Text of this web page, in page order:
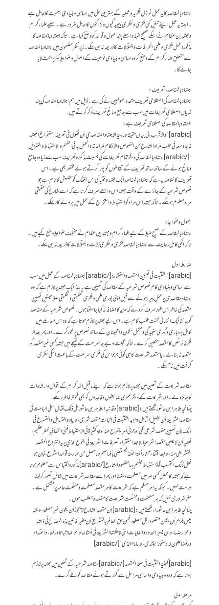
اجتہاد بالمقاصد کا یہ عمل نوازل فکریہ و عملیہ کے بہترین حل میں اساسی و بنیادی اہمیت کا حامل ہے
۔ البتہ یہ عمل اپنے تئیں کئی فکری و نظری پیچیدگیوں و نزاکتوں کا حامل ضرور ہے۔ اسلیے علماء کرام
و مجتہدین عظام نے اسکے صحیح ضبط واسطے چند اصول و قواعد کو وضع کیا ہے ۔ تاکہ اجتہاد بالمقاصد کا
مذکورہ عمل فکری و علمی انحرافات و اختلالات کا ذریعہ نہ بن سکے ۔ زیر نظر مضمون میں اجتہاد بالمقاصد
سے متعلق علماء کرام کے وضع کردہ اساسی و بنیادی نوعیت کے اصول و ضوابط کو زیر بحث لایا
جائے گا ۔
اجتہاد بالمقاصد ، تعریف :
اجتہاد بالمقاصد کی اصطلاحی تعریف متعدد اصولیین نے کی ہے ۔ ذیل میں ہم اجتہاد بالمقاصد کی چند
نمایاں اصطلاحی تعریفات میں سب سے جامع و مانع تعریف ذکر کرتے ہیں.
ا اجتہاد بالمقاصد کی اصطلاحی تعریف ہے :
[arabic]”والأقرب إلى بيان حقيقة وماهية الاجتهاد المقاصدي أن نقول في تعريفه استفراغ المجتهد
غاية وسعه في طلب مراد الشارع من النصوص والأحکام لمراعاته والعمل به في الفهم والاستنباط والتنزيل
“[/arabic] اجتہاد بالمقاصد کی دیگر تمام تعریفات کی بنسبت مذکورہ تعریف سب سے زیادہ جامع
و مانع ہونے کے ساتھ ساتھ تعریف کے تقاضوں کو پورا کرتے ہوئے مختصر بھی ہے ۔ اس
تعریف کا خلاصہ یہ ہے کہ اجتہاد بالمقاصد ایک مجتہد و فقیہ کی اس انتھک کوشش کا نام ہے جو
نصوص شرعیہ کے جائزے کے وقت مجتہد اس واسطے صرف کرتا ہے کہ اسے شارع کی حقیقی
مراد معلوم ہو سکے۔ تاکہ مجتہد اس مراد کو استنباط و استخراج کے عمل میں بروئے کارسکے۔
اصول و ضوابط :
اجتہاد بالمقاصد کے صحیح ضبط کے لیے علماء کرام و مجتہدین عظام نے مختلف ضوابط وضع کیے ہیں ۔
تاکہ انکی کامل رعایت سے اجتہاد بالمقاصد فکری و نظری زلات و اختلالات کا ذریعہ نہ بن سکے۔
ضابطہ اول
[arabic]”التثبت في تعيين المقصد و استثماره [/arabic] اجتہاد بالمقاصد کے عمل میں سب
سے اساسی و بنیادی کام نصوص شرعیہ کے مقاصد کی تعیین ہے۔ لہذا ایک مجتہد پر لازم ہے کہ وہ
اجتہاد مقاصدی پر عمل پیرا ہونے سے قبل اپنی پوری علمی و فکری تحقیقی و تخلیقی صلاحیتیں تعیین
مقصد کی خاطر اس طور صرف کر دے کہ مزید کا اضافہ نہ کیا جا سکتا ہوں ۔ نصوص شرعیہ کے مقاصد
کو جاننا ایک انتہائی محنت طلب کام ہے ۔ اس لیے مجتہد پر لازم ہوتا ہے کہ وہ اس معاملے میں
کامل بردباری و گہری سنجیدگی و مکمل سکون و اطمینان کے ساتھ نصوص پر غور کرے ۔ اور پھر بعد از
فکر غائر نص کا مقصد متعین کرے۔ تاکہ عجلت و بے جا سرعت کے نتیجے میں مجتہد کسی غیر مقصد کو
مقصد نہ بنا لے۔ یا مقصد شریعت کا ہی کوئی جزو اس کی فکری سرعت کے باعث اسکی نظری
گرفت میں نہ آ سکے ۔
مقاصد شریعت کے تعین میں مجتہد پر لازم ہوتا ہے کہ اپنے ماقبل ائمہ کرام کے اقوال و ارشادات
کا جائزہ لے۔ اور شریعت کے دیگر عموی ضابطوں و قاعدوں کو بھی ملحوظ خاطر رکھے.
چنانچہ طاہر ابن عاشور لکھتے ہیں: [arabic]وقد نبه الطاهر بن عاشور على ذلك فقال ” على الباحث في
مقاصد الشريعة أن يطيل التأمل ويجيد التثبت في إثبات مقصد شرعي، وإياه والتساهل والتسرع في
ذلك لأن تعيين مقصد شرعي كلي أو جزئي أمر يتفرع عنه أدلة كثيرة في الاستنباط ففي الخطأ فيه خطر عظيم،
فعليه أن لا يعين مقصدا شرعيا إلا بعد استقراء تصرفات الشريعة في النوع الذي يريد انتزاع المقصد
التشريعي منه ، وبعد اقتفاء آثار أئمة الفقه ليستضئ بأفهامهم وما حصل من ممارسة قواعد الشرع ، فإن هو
فعل ذلك اكتسب قوة استنباط يفهم بها مقصود الشارع[/arabic] مذکورہ اقتباس سے معلوم ہوتا
ہے کہ مجتہد کا محض کسی امر میں مصلحت دیکھنا اور پھر اسے مقاصد شریعت میں شامل تصور کر لینا
درست نہیں ۔ کیونکہ یہ امر مسلم ہے کہ شریعت کا ہر مقصد مصلحت و منفعت عامہ پر مشتمل ہے ۔
مگر ضروری نہیں کہ ہر مصلحت و منفعت شریعت کا مقصد و مطلب ہوں۔
چنانچہ طاہر ابن عاشوراء لکھتے ہیں : [arabic]إن مقصد الشارع لا يجوز أن يكون غير مصلحة ، ولكنه
ليس يلزم أن يكون مقصودا كل مصلحة ، فمن حق العالم بالتشريع أن يخبر أفانين هذه المصالح في ذاتها
وعوارضها ، وأن يسبر الحدود والغايات التي لاحظتها الشريعة في أمثالها وأحوالها إثباتا ورفعا ، واعتدادا
ورفضا لتكون له دستورا يقتدى ، وإماما يحتذى ” [/arabic]
[arabic]كيفية التثبت في صحة المقصد [/arabic] مقاصد شرعیہ کے تعین میں مجتہد پر لازم
ہوتا ہے کہ وہ دو بنیادی و اساسی مراحل سے گزرتے ہوئے مقاصد کو طے کرے ۔
مرحلہ اولی